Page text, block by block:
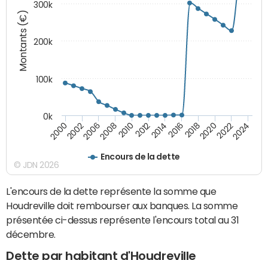
Montants (€)
Encours de la dette
200020022006200820102012201420162018202020222024
0k
100k
200k
300k
© JDN 2026
L'encours de la dette représente la somme que
Houdreville doit rembourser aux banques. La somme
présentée ci-dessus représente l'encours total au 31
décembre.
Dette par habitant d'Houdreville